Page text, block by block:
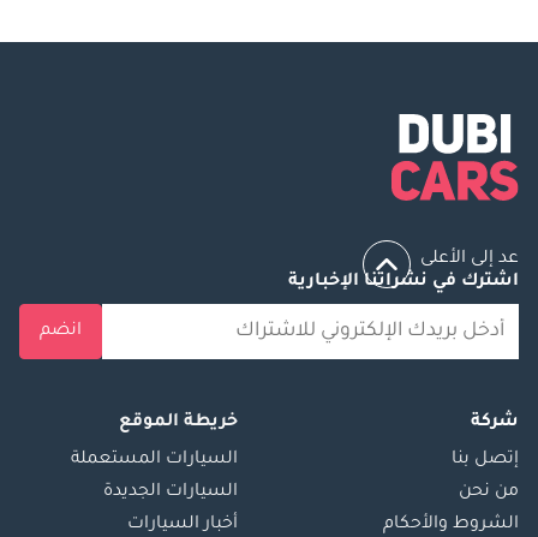
عد إلى الأعلى
اشترك في نشراتنا الإخبارية
انضم
شركة
إتصل بنا
من نحن
الشروط والأحكام
خريطة الموقع
السيارات المستعملة
السيارات الجديدة
أخبار السيارات